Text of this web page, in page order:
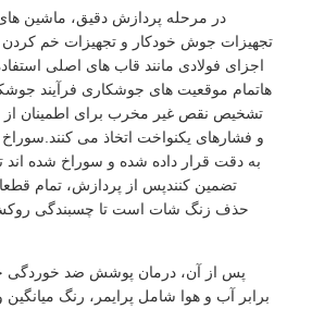
خانه مرغداری
مزرعه گاو
آخور اسب
تجهیزات جوش خودکار و تجهیزات خم کردن
اجزای فولادی مانند قاب های اصلی
هاتمام موقعیت های جوشکاری فرآیند
تشخیص نقص غیر مخرب برای اطمینان
و فشارهای یکنواخت اتخاذ می کنند.سوراخ
به دقت قرار داده شده و سوراخ شده اند
تضمین کنندپس از پردازش، تمام
حذف زنگ شات است تا چسبندگی
پس از آن، درمان پوشش ضد خوردگی
برابر آب و هوا شامل پرایمر، رنگ